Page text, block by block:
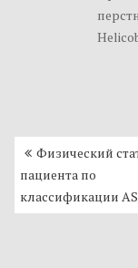
а
в
Физический
пациента по
классификации